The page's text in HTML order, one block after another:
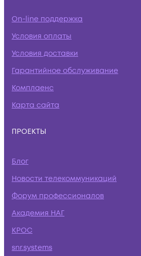
On-line поддержка
Условия оплаты
Условия доставки
Гарантийное обслуживание
Комплаенс
Карта сайта
ПРОЕКТЫ
Блог
Новости телекоммуникаций
Форум профессионалов
Академия НАГ
КРОС
snr.systems